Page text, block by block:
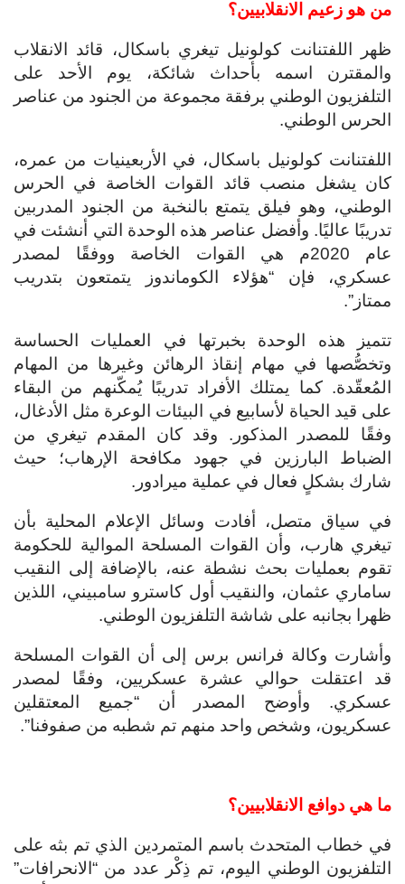
من هو زعيم الانقلابيين؟
ظهر اللفتنانت كولونيل تيغري باسكال، قائد الانقلاب
والمقترن اسمه بأحداث شائكة، يوم الأحد على
التلفزيون الوطني برفقة مجموعة من الجنود من عناصر
الحرس الوطني.
اللفتنانت كولونيل باسكال، في الأربعينيات من عمره،
كان يشغل منصب قائد القوات الخاصة في الحرس
الوطني، وهو فيلق يتمتع بالنخبة من الجنود المدربين
تدريبًا عاليًا. وأفضل عناصر هذه الوحدة التي أنشئت في
عام 2020م هي القوات الخاصة ووفقًا لمصدر
عسكري، فإن “هؤلاء الكوماندوز يتمتعون بتدريب
ممتاز”.
تتميز هذه الوحدة بخبرتها في العمليات الحساسة
وتخصُّصها في مهام إنقاذ الرهائن وغيرها من المهام
المُعقّدة. كما يمتلك الأفراد تدريبًا يُمكّنهم من البقاء
على قيد الحياة لأسابيع في البيئات الوعرة مثل الأدغال،
وفقًا للمصدر المذكور. وقد كان المقدم تيغري من
الضباط البارزين في جهود مكافحة الإرهاب؛ حيث
شارك بشكلٍ فعال في عملية ميرادور.
في سياق متصل، أفادت وسائل الإعلام المحلية بأن
تيغري هارب، وأن القوات المسلحة الموالية للحكومة
تقوم بعمليات بحث نشطة عنه، بالإضافة إلى النقيب
ساماري عثمان، والنقيب أول كاسترو سامبيني، اللذين
ظهرا بجانبه على شاشة التلفزيون الوطني.
وأشارت وكالة فرانس برس إلى أن القوات المسلحة
قد اعتقلت حوالي عشرة عسكريين، وفقًا لمصدر
عسكري. وأوضح المصدر أن “جميع المعتقلين
عسكريون، وشخص واحد منهم تم شطبه من صفوفنا”.
ما هي دوافع الانقلابيين؟
في خطاب المتحدث باسم المتمردين الذي تم بثه على
التلفزيون الوطني اليوم، تم ذِكْر عدد من “الانحرافات”